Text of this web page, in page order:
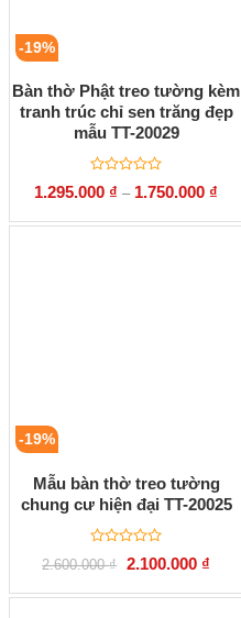
-19%
Bàn thờ Phật treo tường kèm
tranh trúc chỉ sen trăng đẹp
mẫu TT-20029
Được
xếp
0
1.295.000 ₫ – 1.750.000 ₫
-19%
Mẫu bàn thờ treo tường
chung cư hiện đại TT-20025
Được
xếp
0
2.600.000₫ Giá
gốc
là:
2.600.000 ₫.
2.100.000 ₫Giá
tại
là: